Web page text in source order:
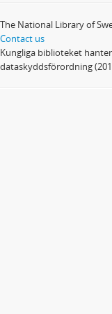
The National Library of
Contact us
Kungliga biblioteket
dataskyddsförordning